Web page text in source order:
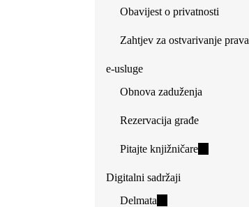
Obavijest o privatnosti
Zahtjev za ostvarivanje prava
e-usluge
Obnova zaduženja
Rezervacija građe
Pitajte knjižničare(link
Digitalni sadržaji
Delmata